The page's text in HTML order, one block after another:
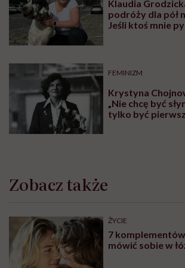
Klaudia
podróży dla pół
Jeśli ktoś mnie
FEMINIZM
Krystyna
„Nie chcę być
tylko być
Zobacz także
ŻYCIE
7
mówić sobie w